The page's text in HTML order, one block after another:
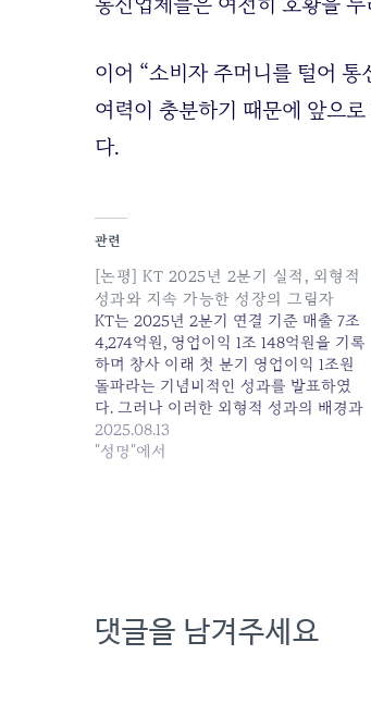
이어 “소비자 주머니를 털어
여력이 충분하기 때문에 앞으
다.
관련
[논평] KT 2025년 2분기 실적, 외형적
성과와 지속 가능한 성장의 그림자
KT는 2025년 2분기 연결 기준 매출 7조
4,274억원, 영업이익 1조 148억원을 기록
하며 창사 이래 첫 분기 영업이익 1조원
돌파라는 기념비적인 성과를 발표하였
다. 그러나 이러한 외형적 성과의 배경과
그 이면에 숨겨진 우려 사항들을 면밀히
분석할 필요가 있다. 1. ‘역대 최대’ 실적
2025.08.13
"성명"에서
댓글을 남겨주세요